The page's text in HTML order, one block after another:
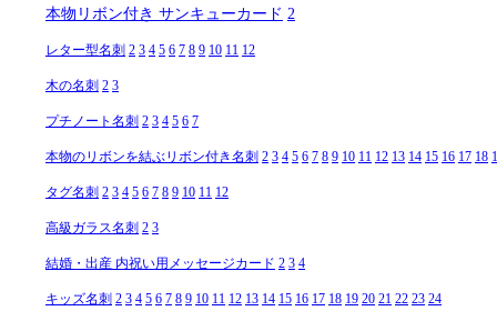
本物リボン付き サンキューカード 2
レター型名刺 2 3 4 5 6 7 8 9 10 11 12
木の名刺 2 3
プチノート名刺 2 3 4 5 6 7
本物のリボンを結ぶリボン付き名刺 2 3 4 5 6 7 8 9 10 11 12 13 14 15 16 17 18
タグ名刺 2 3 4 5 6 7 8 9 10 11 12
高級ガラス名刺 2 3
結婚・出産 内祝い用メッセージカード 2 3 4
キッズ名刺 2 3 4 5 6 7 8 9 10 11 12 13 14 15 16 17 18 19 20 21 22 23 24